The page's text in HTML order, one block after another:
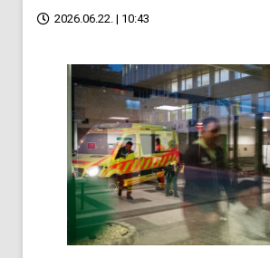
2026.06.22. | 10:43